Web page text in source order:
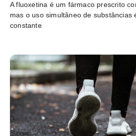
A fluoxetina é um fármaco prescrito
mas o uso simultâneo de substâncias
constante